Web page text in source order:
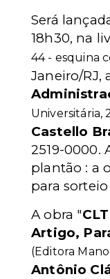
Será
18h30, na
44 - esquina
Janeiro/RJ,
Universitária,
Castello
2519-0000.
plantão : a
para
A obra "
Artigo,
(Editora
Antônio